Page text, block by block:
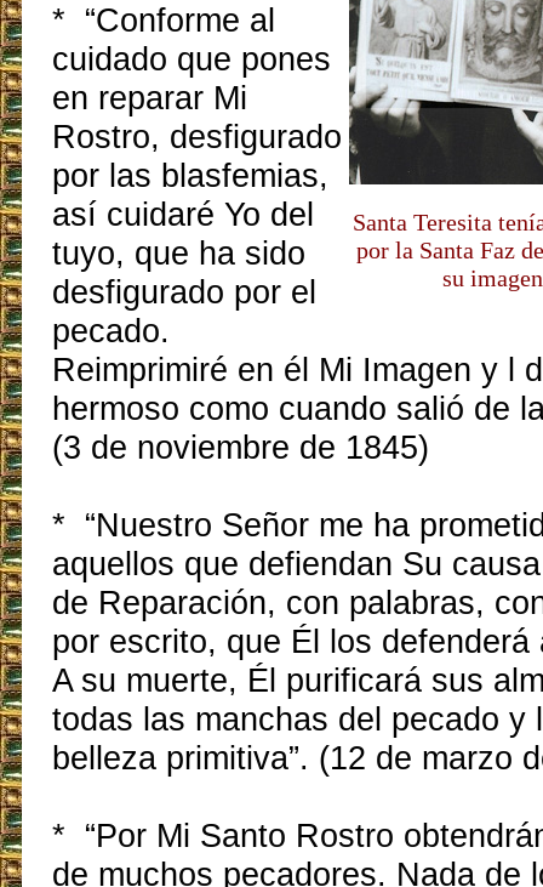
Santa Teresita
por la Santa Faz
su
* “Conforme al
cuidado que pones
en reparar Mi
Rostro, desfigurado
por las blasfemias,
así cuidaré Yo del
tuyo, que ha sido
desfigurado por el
pecado.
Reimprimiré en él Mi Imagen y l
hermoso como cuando salió de
(3 de noviembre de 1845)
* “Nuestro Señor me ha
aquellos que defiendan Su
de Reparación, con palabras,
por escrito, que Él los defenderá
A su muerte, Él purificará sus
todas las manchas del pecado y
belleza primitiva”. (12 de marzo
* “Por Mi Santo Rostro
de muchos pecadores. Nada de